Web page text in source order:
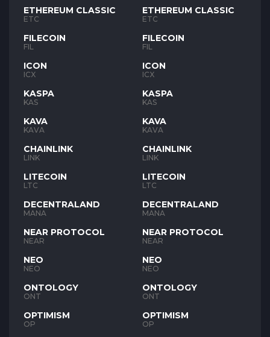
ETHEREUM CLASSIC
ETC
FILECOIN
FIL
ICON
ICX
KASPA
KAS
KAVA
KAVA
CHAINLINK
LINK
LITECOIN
LTC
DECENTRALAND
MANA
NEAR PROTOCOL
NEAR
NEO
NEO
ONTOLOGY
ONT
OPTIMISM
OP
ETHEREUM CLASSIC
ETC
FILECOIN
FIL
ICON
ICX
KASPA
KAS
KAVA
KAVA
CHAINLINK
LINK
LITECOIN
LTC
DECENTRALAND
MANA
NEAR PROTOCOL
NEAR
NEO
NEO
ONTOLOGY
ONT
OPTIMISM
OP